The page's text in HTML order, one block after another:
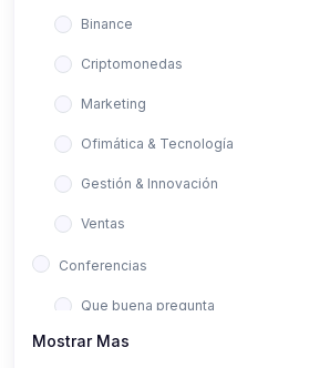
Binance
Criptomonedas
Marketing
Ofimática & Tecnología
Gestión & Innovación
Ventas
Conferencias
Que buena pregunta
Aló Asesor
Mostrar Mas